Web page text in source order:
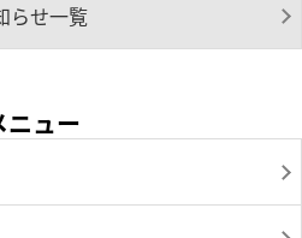
らせ一覧
ニュー